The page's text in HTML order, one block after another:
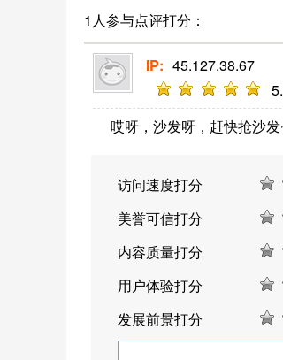
1人参与点评打分：
IP: 45.127.38.67
5
哎呀，沙发呀，赶快抢沙发
访问速度打分
美誉可信打分
内容质量打分
用户体验打分
发展前景打分